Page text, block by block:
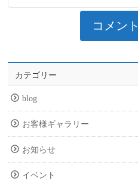
カテゴリー
blog
お客様ギャラリー
お知らせ
イベント